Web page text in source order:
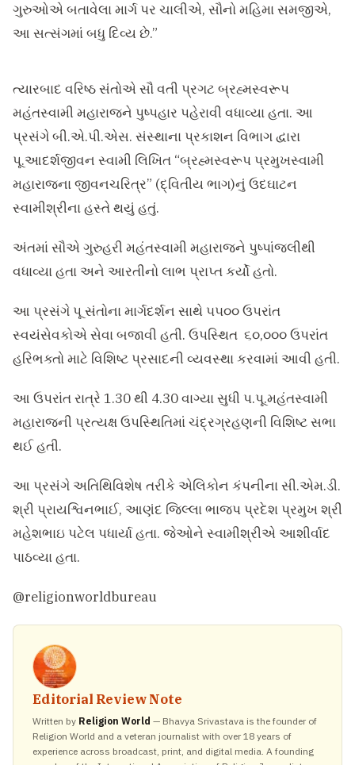
ગુરુઓએ બતાવેલા માર્ગ પર ચાલીએ, સૌનો મહિમા સમજીએ,
આ સત્સંગમાં બધુ દિવ્ય છે.”
ત્યારબાદ વરિષ્ઠ સંતોએ સૌ વતી પ્રગટ બ્રહ્મસ્વરૂપ
મહંતસ્વામી મહારાજને પુષ્પહાર પહેરાવી વધાવ્યા હતા. આ
પ્રસંગે બી.એ.પી.એસ. સંસ્થાના પ્રકાશન વિભાગ દ્વારા
પૂ.આદર્શજીવન સ્વામી લિખિત “બ્રહ્મસ્વરૂપ પ્રમુખસ્વામી
મહારાજના જીવનચરિત્ર” (દ્વિતીય ભાગ)નું ઉદઘાટન
સ્વામીશ્રીના હસ્તે થયું હતું.
અંતમાં સૌએ ગુરુહરી મહંતસ્વામી મહારાજને પુષ્પાંજલીથી
વધાવ્યા હતા અને આરતીનો લાભ પ્રાપ્ત કર્યો હતો.
આ પ્રસંગે પૂ સંતોના માર્ગદર્શન સાથે ૫૫૦૦ ઉપરાંત
સ્વયંસેવકોએ સેવા બજાવી હતી. ઉપસ્થિત ૬૦,૦૦૦ ઉપરાંત
હરિભક્તો માટે વિશિષ્ટ પ્રસાદની વ્યવસ્થા કરવામાં આવી હતી.
આ ઉપરાંત રાત્રે 1.30 થી 4.30 વાગ્યા સુધી પ.પૂ.મહંતસ્વામી
મહારાજની પ્રત્યક્ષ ઉપસ્થિતિમાં ચંદ્રગ્રહણની વિશિષ્ટ સભા
થઈ હતી.
આ પ્રસંગે અતિથિવિશેષ તરીકે એલિકોન કંપનીના સી.એમ.ડી.
શ્રી પ્રાયશ્વિનભાઈ, આણંદ જિલ્લા ભાજપ પ્રદેશ પ્રમુખ શ્રી
મહેશભાઇ પટેલ પધાર્યા હતા. જેઓને સ્વામીશ્રીએ આશીર્વાદ
પાઠવ્યા હતા.
@religionworldbureau
Editorial Review Note
Written by Religion World — Bhavya Srivastava is the founder of
Religion World and a veteran journalist with over 18 years of
experience across broadcast, print, and digital media. A founding